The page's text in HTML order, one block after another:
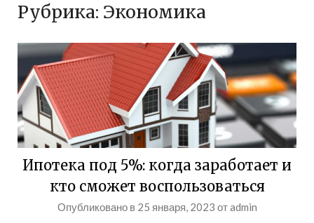
Рубрика: Экономика
Ипотека под 5%: когда заработает и
кто сможет воспользоваться
Опубликовано в 25 января, 2023 отadmin